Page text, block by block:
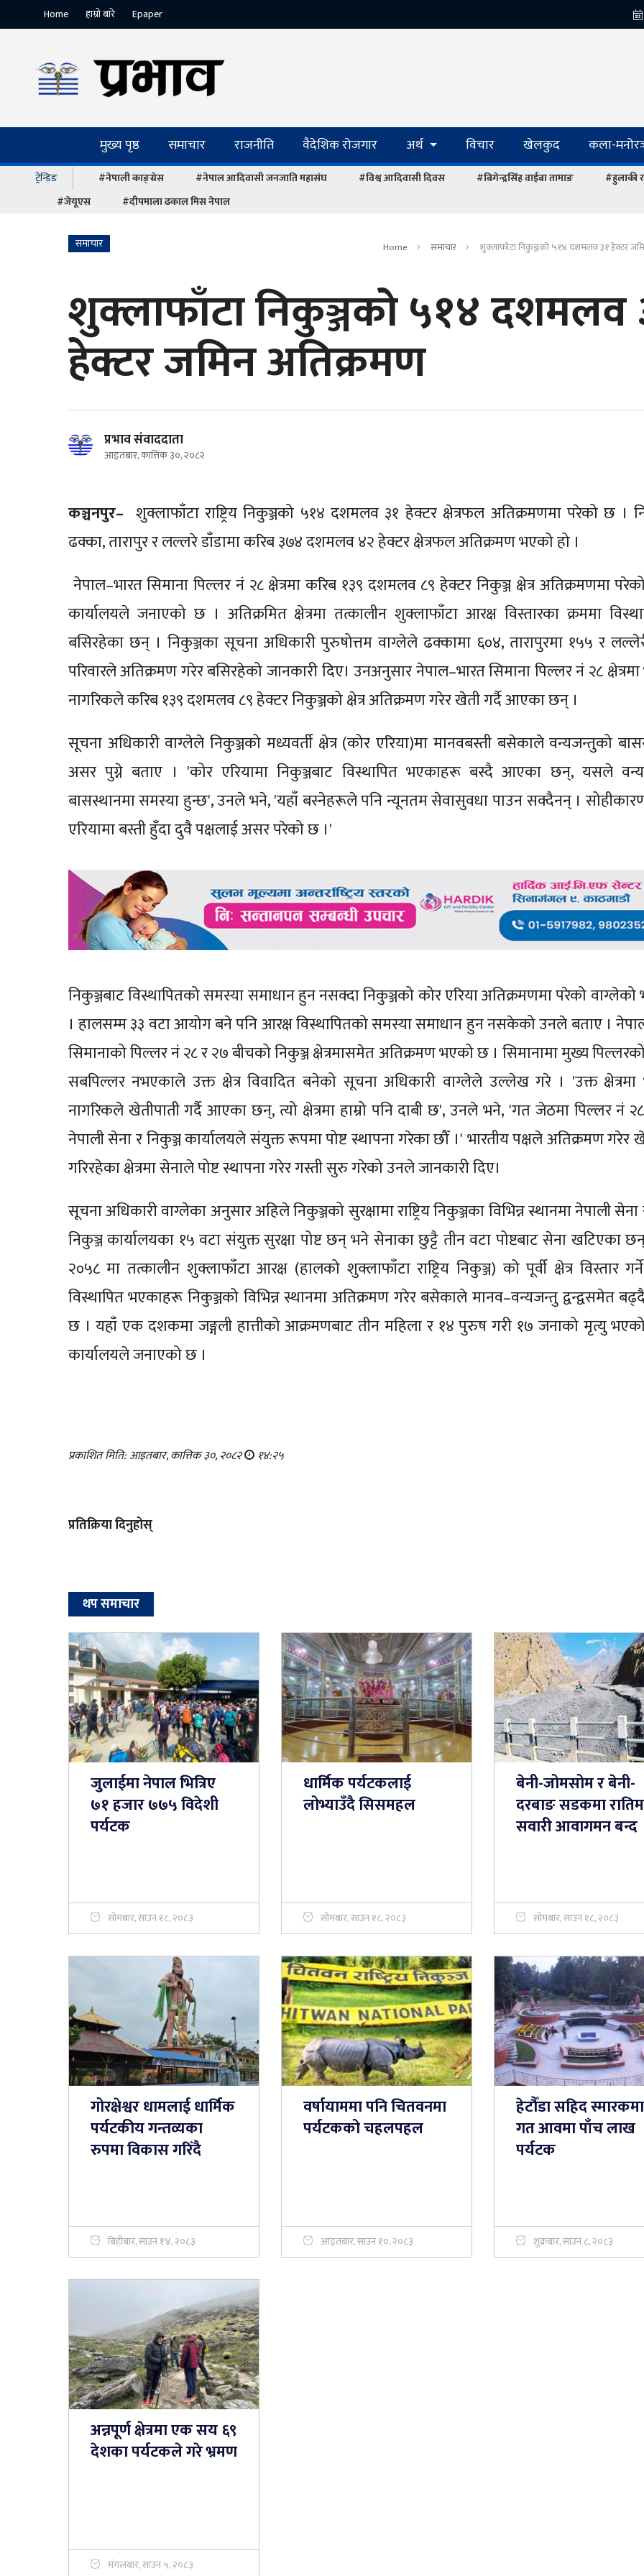
Home हाम्रो बारे Epaper
मुख्य पृष्ठ समाचार राजनीति वैदेशिक रोजगार अर्थ विचार खेलकुद कला-
ट्रेन्डिङ #नेपाली काङ्ग्रेस #नेपाल आदिवासी जनजाति महासंघ #विश्व आदिवासी दिवस #बिगेन्द्रसिंह वाईबा तामाङ
#हुलाकी
#जेयूएस
#दीपमाला ढकाल मिस नेपाल
समाचार Home समाचार शुक्लाफाँटा निकुञ्जको ५१४ दशमलव ३१ हेक्टर
शुक्लाफाँटा निकुञ्जको ५१४ दशमलव
हेक्टर जमिन अतिक्रमण
प्रभाव संवाददाता
आइतबार, कात्तिक ३०, २०८२
कञ्चनपुर– शुक्लाफाँटा राष्ट्रिय निकुञ्जको ५१४ दशमलव ३१ हेक्टर क्षेत्रफल अतिक्रमणमा परेको छ ।
ढक्का, तारापुर र लल्लरे डाँडामा करिब ३७४ दशमलव ४२ हेक्टर क्षेत्रफल अतिक्रमण भएको हो ।
नेपाल–भारत सिमाना पिल्लर नं २८ क्षेत्रमा करिब १३९ दशमलव ८९ हेक्टर निकुञ्ज क्षेत्र अतिक्रमणमा
कार्यालयले जनाएको छ । अतिक्रमित क्षेत्रमा तत्कालीन शुक्लाफाँटा आरक्ष विस्तारका क्रममा
बसिरहेका छन् । निकुञ्जका सूचना अधिकारी पुरुषोत्तम वाग्लेले ढक्कामा ६०४, तारापुरमा १५५ र
परिवारले अतिक्रमण गरेर बसिरहेको जानकारी दिए। उनअनुसार नेपाल–भारत सिमाना पिल्लर नं २८ क्षेत्रमा
नागरिकले करिब १३९ दशमलव ८९ हेक्टर निकुञ्जको क्षेत्र अतिक्रमण गरेर खेती गर्दै आएका छन् ।
सूचना अधिकारी वाग्लेले निकुञ्जको मध्यवर्ती क्षेत्र (कोर एरिया)मा मानवबस्ती बसेकाले वन्यजन्तुको
असर पुग्ने बताए । 'कोर एरियामा निकुञ्जबाट विस्थापित भएकाहरू बस्दै आएका छन्, यसले
बासस्थानमा समस्या हुन्छ', उनले भने, 'यहाँ बस्नेहरूले पनि न्यूनतम सेवासुवधा पाउन सक्दैनन् ।
एरियामा बस्ती हुँदा दुवै पक्षलाई असर परेको छ ।'
निकुञ्जबाट विस्थापितको समस्या समाधान हुन नसक्दा निकुञ्जको कोर एरिया अतिक्रमणमा परेको
। हालसम्म ३३ वटा आयोग बने पनि आरक्ष विस्थापितको समस्या समाधान हुन नसकेको उनले बताए ।
सिमानाको पिल्लर नं २८ र २७ बीचको निकुञ्ज क्षेत्रमासमेत अतिक्रमण भएको छ । सिमानामा मुख्य
सबपिल्लर नभएकाले उक्त क्षेत्र विवादित बनेको सूचना अधिकारी वाग्लेले उल्लेख गरे । 'उक्त क्षेत्रमा
नागरिकले खेतीपाती गर्दै आएका छन्, त्यो क्षेत्रमा हाम्रो पनि दाबी छ', उनले भने, 'गत जेठमा पिल्लर नं
नेपाली सेना र निकुञ्ज कार्यालयले संयुक्त रूपमा पोष्ट स्थापना गरेका छौँ ।' भारतीय पक्षले अतिक्रमण गरेर
गरिरहेका क्षेत्रमा सेनाले पोष्ट स्थापना गरेर गस्ती सुरु गरेको उनले जानकारी दिए।
सूचना अधिकारी वाग्लेका अनुसार अहिले निकुञ्जको सुरक्षामा राष्ट्रिय निकुञ्जका विभिन्न स्थानमा नेपाली सेना र
निकुञ्ज कार्यालयका १५ वटा संयुक्त सुरक्षा पोष्ट छन् भने सेनाका छुट्टै तीन वटा पोष्टबाट सेना खटिएका
२०५८ मा तत्कालीन शुक्लाफाँटा आरक्ष (हालको शुक्लाफाँटा राष्ट्रिय निकुञ्ज) को पूर्वी क्षेत्र विस्तार
विस्थापित भएकाहरू निकुञ्जको विभिन्न स्थानमा अतिक्रमण गरेर बसेकाले मानव–वन्यजन्तु द्वन्द्वसमेत
छ । यहाँ एक दशकमा जङ्गली हात्तीको आक्रमणबाट तीन महिला र १४ पुरुष गरी १७ जनाको मृत्यु
कार्यालयले जनाएको छ ।
प्रकाशित मिति: आइतबार, कात्तिक ३०, २०८२ १४:२५
प्रतिक्रिया दिनुहोस्
थप समाचार
जुलाईमा नेपाल भित्रिए
७१ हजार ७७५ विदेशी
पर्यटक
सोमबार, साउन १८, २०८३
धार्मिक पर्यटकलाई
लोभ्याउँदै सिसमहल
सोमबार, साउन १८, २०८३
बेनी-जोमसोम र बेनी-
दरबाङ सडकमा
सवारी आवागमन बन्द
सोमबार, साउन १८, २०८३
गोरक्षेश्वर धामलाई धार्मिक
पर्यटकीय गन्तव्यका
रुपमा विकास गरिँदै
बिहीबार, साउन १४, २०८३
वर्षायाममा पनि चितवनमा
पर्यटकको चहलपहल
आइतबार, साउन १०, २०८३
हेटौँडा सहिद स्मारकमा
गत आवमा पाँच लाख
पर्यटक
शुक्रबार, साउन ८, २०८३
अन्नपूर्ण क्षेत्रमा एक सय ६९
देशका पर्यटकले गरे भ्रमण
मंगलबार, साउन ५, २०८३